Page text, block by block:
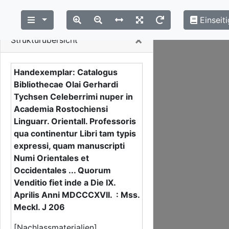
Strukturübersicht × Close
Handexemplar: Catalogus
Bibliothecae Olai Gerhardi
Tychsen Celeberrimi nuper in
Academia Rostochiensi
Linguarr. Orientall. Professoris
qua continentur Libri tam typis
expressi, quam manuscripti
Numi Orientales et
Occidentales ... Quorum
Venditio fiet inde a Die IX.
Aprilis Anni MDCCCXVII. : Mss.
Meckl. J 206